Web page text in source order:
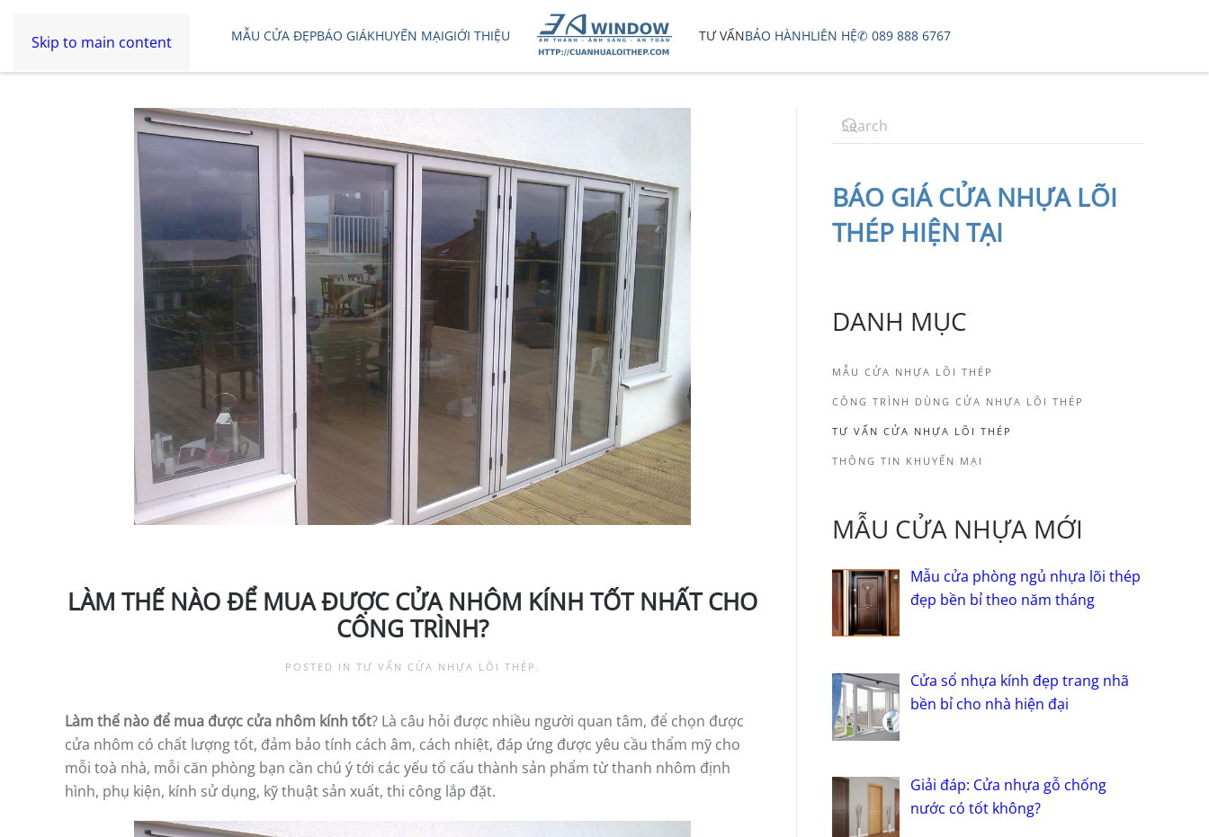
Skip to main content MẪU CỬA ĐẸPBÁO GIÁKHUYẾN MẠIGIỚI THIỆU TƯ VẤNBẢO HÀNHLIÊN HỆ✆ 089 888 6767
LÀM THẾ NÀO ĐỂ MUA ĐƯỢC CỬA NHÔM KÍNH TỐT NHẤT CHO
CÔNG TRÌNH?
POSTED IN TƯ VẤN CỬA NHỰA LÕI THÉP .
Làm thế nào để mua được cửa nhôm kính tốt? Là câu hỏi được nhiều người quan tâm, để chọn được
cửa nhôm có chất lượng tốt, đảm bảo tính cách âm, cách nhiệt, đáp ứng được yêu cầu thẩm mỹ cho
mỗi toà nhà, mỗi căn phòng bạn cần chú ý tới các yếu tố cấu thành sản phẩm từ thanh nhôm định
hình, phụ kiện, kính sử dụng, kỹ thuật sản xuất, thi công lắp đặt.
BÁO GIÁ CỬA NHỰA LÕI
THÉP HIỆN TẠI
DANH MỤC
MẪU CỬA NHỰA LÕI THÉP
CÔNG TRÌNH DÙNG CỬA NHỰA LÕI THÉP
TƯ VẤN CỬA NHỰA LÕI THÉP
THÔNG TIN KHUYẾN MẠI
MẪU CỬA NHỰA MỚI
Mẫu cửa phòng ngủ nhựa lõi thép
đẹp bền bỉ theo năm tháng
Cửa sổ nhựa kính đẹp trang nhã
bền bỉ cho nhà hiện đại
Giải đáp: Cửa nhựa gỗ chống
nước có tốt không?